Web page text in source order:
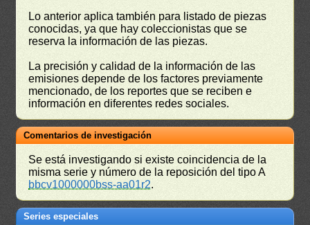
Lo anterior aplica también para listado de piezas
conocidas, ya que hay coleccionistas que se
reserva la información de las piezas.
La precisión y calidad de la información de las
emisiones depende de los factores previamente
mencionado, de los reportes que se reciben e
información en diferentes redes sociales.
Comentarios de investigación
Se está investigando si existe coincidencia de la
misma serie y número de la reposición del tipo A
bbcv1000000bss-aa01r2.
Series especiales